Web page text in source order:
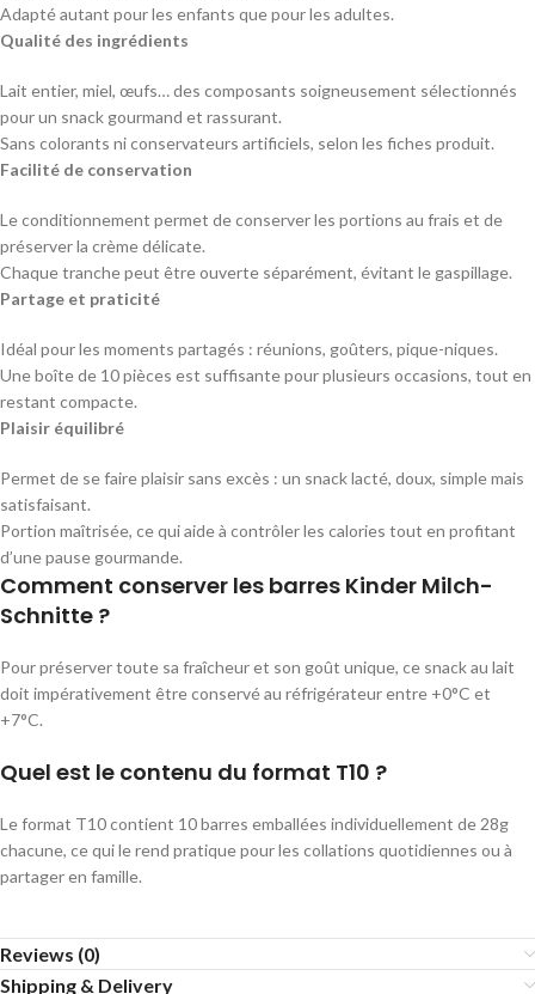
Adapté autant pour les enfants que pour les adultes.
Qualité des ingrédients
Lait entier, miel, œufs… des composants soigneusement sélectionnés
pour un snack gourmand et rassurant.
Sans colorants ni conservateurs artificiels, selon les fiches produit.
Facilité de conservation
Le conditionnement permet de conserver les portions au frais et de
préserver la crème délicate.
Chaque tranche peut être ouverte séparément, évitant le gaspillage.
Partage et praticité
Idéal pour les moments partagés : réunions, goûters, pique-niques.
Une boîte de 10 pièces est suffisante pour plusieurs occasions, tout en
restant compacte.
Plaisir équilibré
Permet de se faire plaisir sans excès : un snack lacté, doux, simple mais
satisfaisant.
Portion maîtrisée, ce qui aide à contrôler les calories tout en profitant
d’une pause gourmande.
Comment conserver les barres Kinder Milch-
Schnitte ?
Pour préserver toute sa fraîcheur et son goût unique, ce snack au lait
doit impérativement être conservé au réfrigérateur entre +0°C et
+7°C.
Quel est le contenu du format T10 ?
Le format T10 contient 10 barres emballées individuellement de 28g
chacune, ce qui le rend pratique pour les collations quotidiennes ou à
partager en famille.
Reviews (0)
Shipping & Delivery